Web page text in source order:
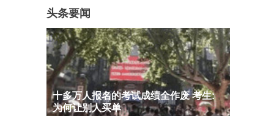
头条要闻
十多万人报名的考试成绩全作废 考生:
为何让别人买单